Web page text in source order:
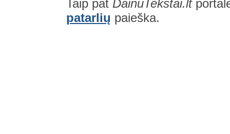
Taip pat DainuTekstai.lt
patarlių paieška.